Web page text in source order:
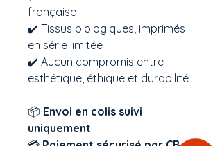
française
✔️ Tissus biologiques, imprimés
en série limitée
✔️ Aucun compromis entre
esthétique, éthique et durabilité
📦 Envoi en colis suivi
uniquement